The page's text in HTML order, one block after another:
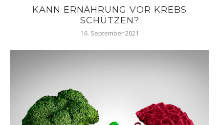
KANN ERNÄHRUNG VOR KREBS
SCHÜTZEN?
16. September 2021